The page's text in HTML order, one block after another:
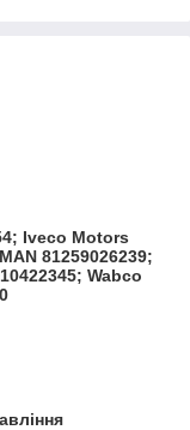
Iveco Motors
81259026239;
Wabco